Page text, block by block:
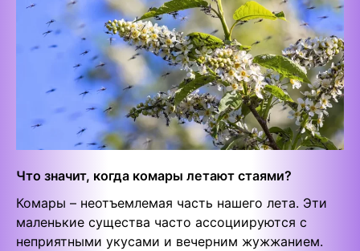
Что значит, когда комары летают стаями?
Комары – неотъемлемая часть нашего лета. Эти
маленькие существа часто ассоциируются с
неприятными укусами и вечерним жужжанием.